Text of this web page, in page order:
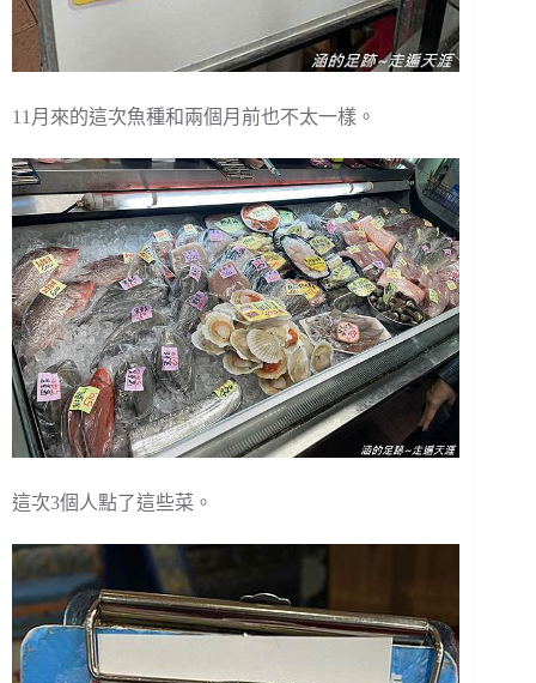
11月來的這次魚種和兩個月前也不太一樣。
這次3個人點了這些菜。